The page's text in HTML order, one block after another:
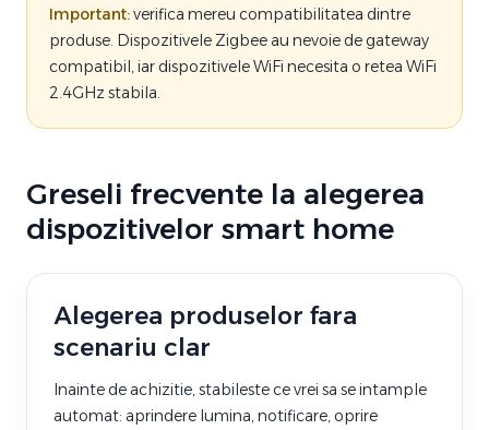
Important:verifica mereu compatibilitatea dintre
produse. Dispozitivele Zigbee au nevoie de gateway
compatibil, iar dispozitivele WiFi necesita o retea WiFi
2.4GHz stabila.
Greseli frecvente la alegerea
dispozitivelor smart home
Alegerea produselor fara
scenariu clar
Inainte de achizitie, stabileste ce vrei sa se intample
automat: aprindere lumina, notificare, oprire